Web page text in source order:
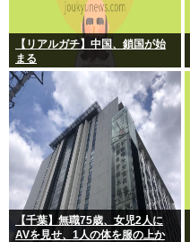
【リアルガチ】中国、鎖国が始
まる
【千葉】無職75歳、女児2人に
AVを見せ、1人の体を服の上か